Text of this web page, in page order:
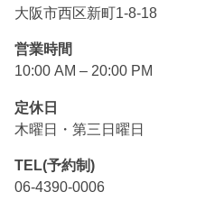
大阪市西区新町1-8-18
営業時間
10:00 AM – 20:00 PM
定休日
木曜日・第三日曜日
TEL(予約制)
06-4390-0006